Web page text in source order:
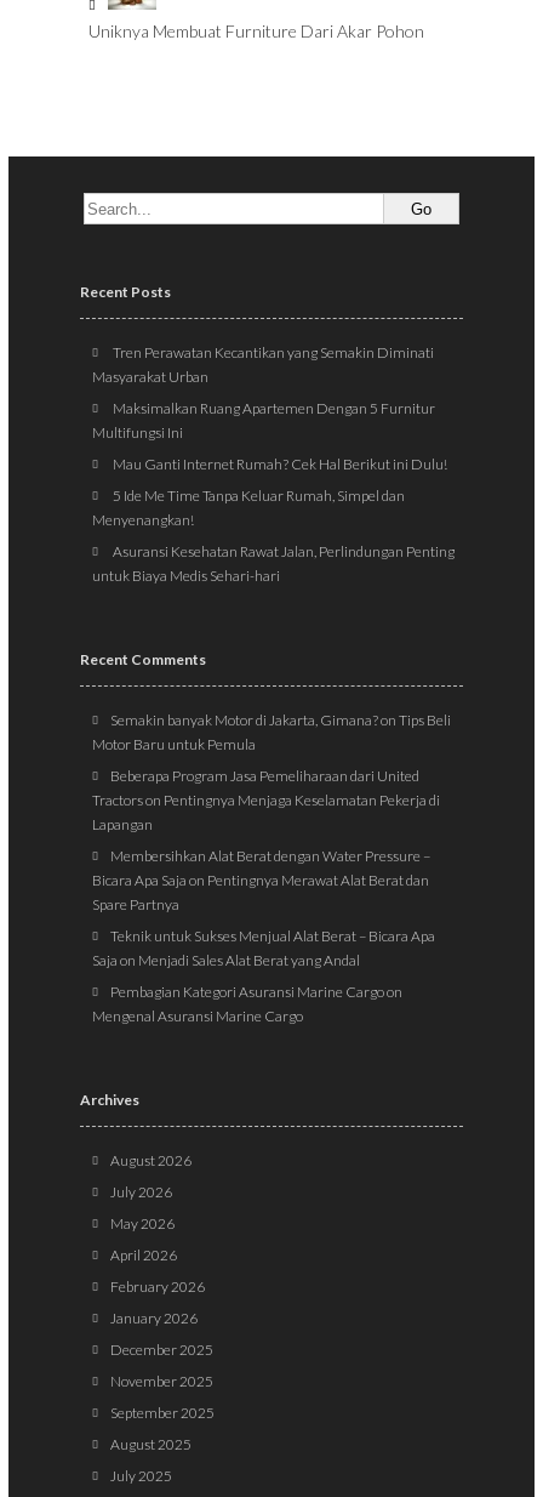
Uniknya Membuat Furniture Dari Akar Pohon
Recent Posts
Tren Perawatan Kecantikan yang Semakin Diminati
Masyarakat Urban
Maksimalkan Ruang Apartemen Dengan 5 Furnitur
Multifungsi Ini
Mau Ganti Internet Rumah? Cek Hal Berikut ini Dulu!
5 Ide Me Time Tanpa Keluar Rumah, Simpel dan
Menyenangkan!
Asuransi Kesehatan Rawat Jalan, Perlindungan Penting
untuk Biaya Medis Sehari-hari
Recent Comments
Semakin banyak Motor di Jakarta, Gimana?onTips Beli
Motor Baru untuk Pemula
Beberapa Program Jasa Pemeliharaan dari United
Tractorson Pentingnya Menjaga Keselamatan Pekerja di
Lapangan
Membersihkan Alat Berat dengan Water Pressure –
Bicara Apa Saja on Pentingnya Merawat Alat Berat dan
Spare Partnya
Teknik untuk Sukses Menjual Alat Berat – Bicara Apa
Saja on Menjadi Sales Alat Berat yang Andal
Pembagian Kategori Asuransi Marine Cargoon
Mengenal Asuransi Marine Cargo
Archives
August 2026
July 2026
May 2026
April 2026
February 2026
January 2026
December 2025
November 2025
September 2025
August 2025
July 2025